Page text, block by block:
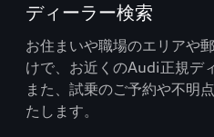
ディーラー検索
お住まいや職場のエリアや
けで、お近くのAudi正規デ
また、試乗のご予約や不明
たします。